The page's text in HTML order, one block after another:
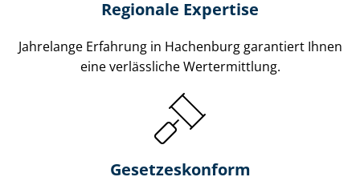
Regionale Expertise
Jahrelange Erfahrung in Hachenburg garantiert Ihnen
eine verlässliche Wertermittlung.
Gesetzes­konform